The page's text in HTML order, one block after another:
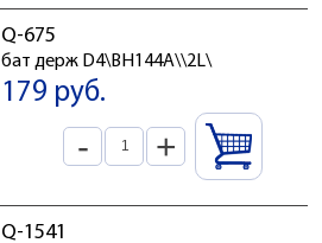
Q-675
бат держ D4\BH144A\\2L\
179 руб.
- +
Q-1541